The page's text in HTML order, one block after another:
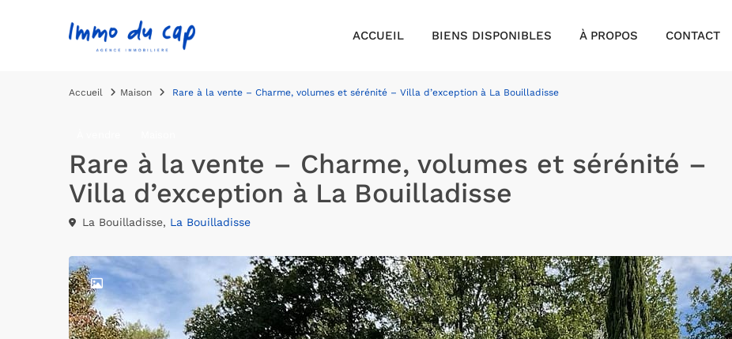
ACCUEIL BIENS DISPONIBLES À PROPOS CONTACT
Accueil Maison Rare à la vente – Charme, volumes et sérénité – Villa d’exception à La Bouilladisse
Rare à la vente – Charme, volumes et sérénité –
Villa d’exception à La Bouilladisse
La Bouilladisse, La Bouilladisse